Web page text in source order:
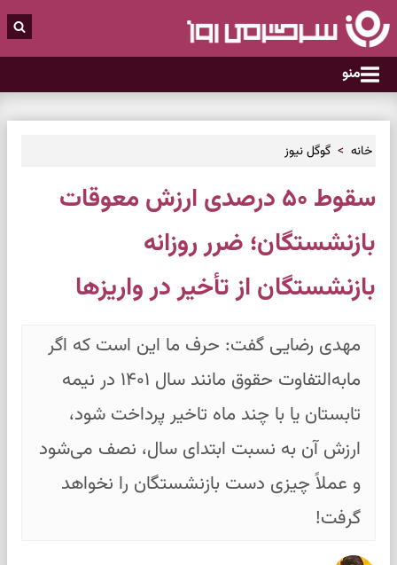
منو
خانه گوگل نیوز
سقوط ۵۰ درصدی ارزش معوقات
بازنشستگان؛ ضرر روزانه
بازنشستگان از تأخیر در واریزها
مهدی رضایی گفت: حرف ما این است که اگر
مابه‌التفاوت حقوق مانند سال ۱۴۰۱ در نیمه
تابستان یا با چند ماه تاخیر پرداخت شود،
ارزش آن به نسبت ابتدای سال، نصف می‌شود
و عملاً چیزی دست بازنشستگان را نخواهد
گرفت!